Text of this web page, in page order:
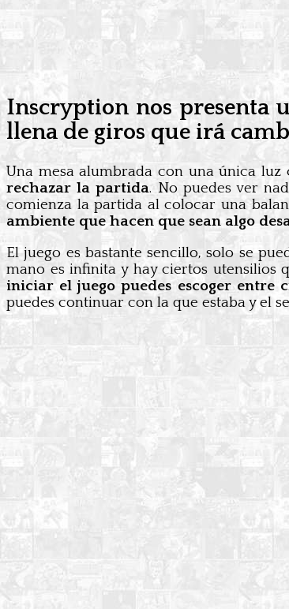
Inscryption nos presenta
llena de giros que irá
Una mesa alumbrada con una única
rechazar la partida. No puedes ver
comienza la partida al colocar una
ambiente que hacen que sean algo
El juego es bastante sencillo, solo se
mano es infinita y hay ciertos utensilios
iniciar el juego puedes escoger entre
puedes continuar con la que estaba y el